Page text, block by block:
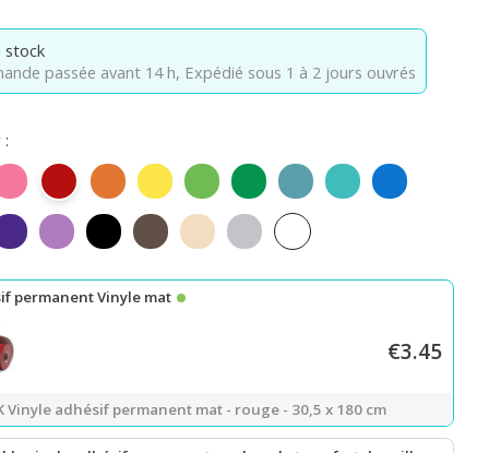
stock
passée avant 14 h, Expédié sous 1 à 2 jours ouvrés
:
matmat
Rouge matOrange mat
Jaune citron mat
Vert pomme mat
Vert matBleu sarcelle mat
Bleu Tiffany mat
Bleu mat
mat mat
Violet clair mat
Noir matCafé foncé mat
Beige matGris clair mat
Blanc mat
permanent Vinyle mat
€3.45
Vinyle adhésif permanent mat - rouge - 30,5 x 180 cm